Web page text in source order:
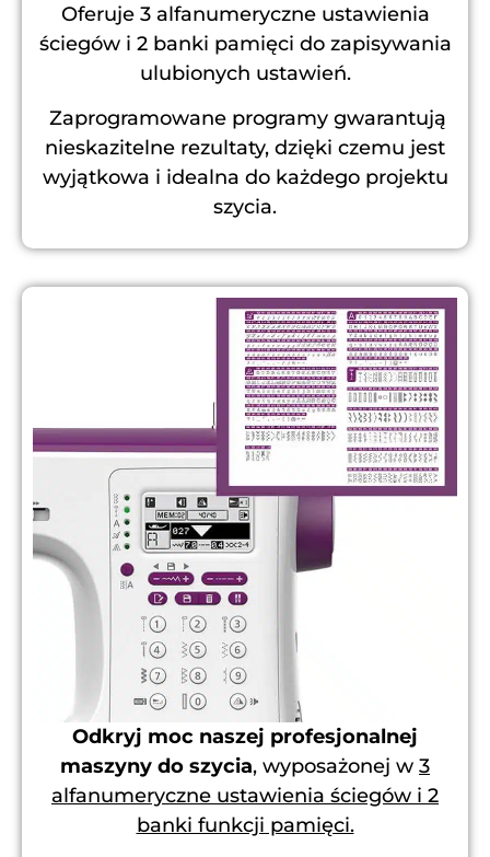
Oferuje 3 alfanumeryczne ustawienia
ściegów i 2 banki pamięci do zapisywania
ulubionych ustawień.
Zaprogramowane programy gwarantują
nieskazitelne rezultaty, dzięki czemu jest
wyjątkowa i idealna do każdego projektu
szycia.
Odkryj moc naszej profesjonalnej
maszyny do szycia, wyposażonej w 3
alfanumeryczne ustawienia ściegów i 2
banki funkcji pamięci.